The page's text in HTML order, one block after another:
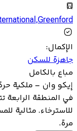
,Greenford
الإكمال:
جاهزة للسكن
مباع بالكامل
إيكو وان – ملكية
في المنطقة
للاسترخاء. مثالية
مرة.